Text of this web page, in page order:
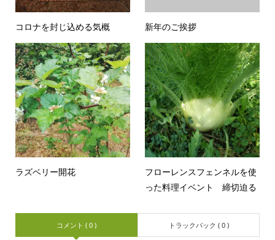
コロナを封じ込める気概 新年のご挨拶
ラズベリー開花
フローレンスフェンネルを使
った料理イベント 締切迫る
コメント ( 0 ) トラックバック ( 0 )